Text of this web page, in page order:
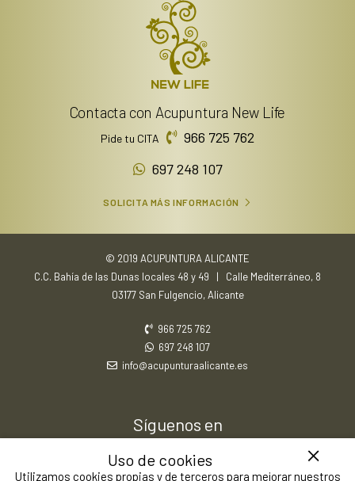
Uso de cookies
Utilizamos cookies propias y de terceros para mejorar nuestros
Contacta con Acupuntura New Life
Pide tu CITA
966 725 762
697 248 107
SOLICITA MÁS INFORMACIÓN
© 2019 ACUPUNTURA ALICANTE
C.C. Bahía de las Dunas locales 48 y 49 | Calle Mediterráneo, 8
03177 San Fulgencio, Alicante
966 725 762
697 248 107
info@acupunturaalicante.es
Síguenos en